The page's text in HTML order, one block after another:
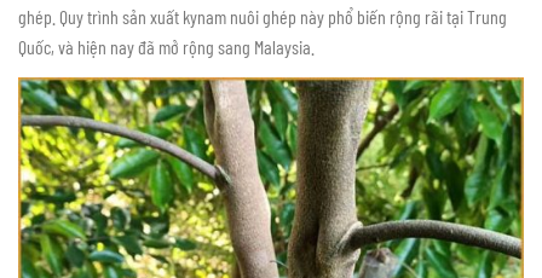
ghép. Quy trình sản xuất kynam nuôi ghép này phổ biến rộng rãi tại Trung
Quốc, và hiện nay đã mở rộng sang Malaysia.